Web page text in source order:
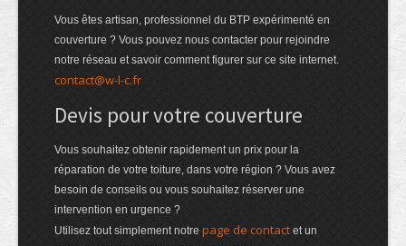
Vous êtes artisan, professionnel du BTP expérimenté en
couverture ? Vous pouvez nous contacter pour rejoindre
notre réseau et savoir comment figurer sur ce site internet.
contact@w-l-c.fr
Devis pour votre couverture
Vous souhaitez obtenir rapidement un prix pour la
réparation de votre toiture, dans votre région ? Vous avez
besoin de conseils ou vous souhaitez réserver une
intervention en urgence ?
Utilisez tout simplement notre page de contact et un